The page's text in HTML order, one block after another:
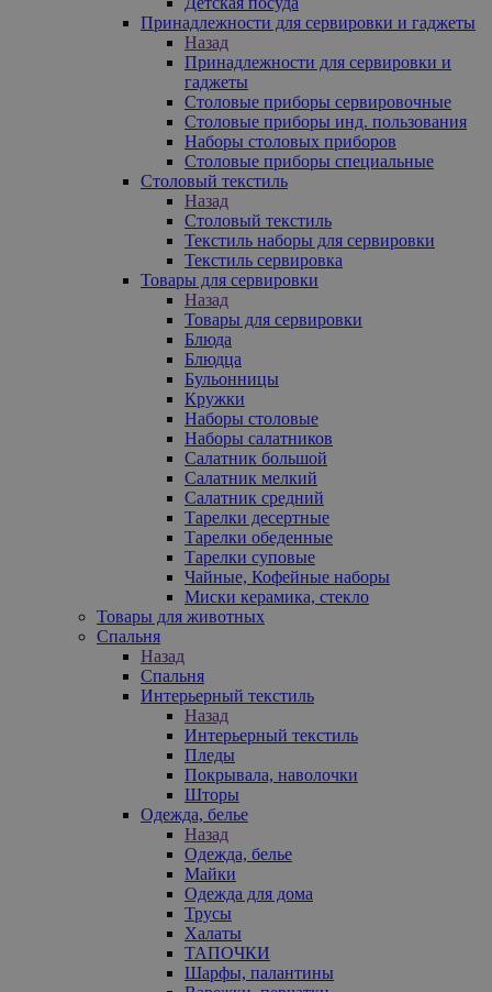
Принадлежности для сервировки и гаджеты
Назад
Принадлежности для сервировки и
гаджеты
Столовые приборы сервировочные
Столовые приборы инд. пользования
Наборы столовых приборов
Столовые приборы специальные
Столовый текстиль
Назад
Столовый текстиль
Текстиль наборы для сервировки
Текстиль сервировка
Товары для сервировки
Назад
Товары для сервировки
Блюда
Блюдца
Бульонницы
Кружки
Наборы столовые
Наборы салатников
Салатник большой
Салатник мелкий
Салатник средний
Тарелки десертные
Тарелки обеденные
Тарелки суповые
Чайные, Кофейные наборы
Миски керамика, стекло
Товары для животных
Спальня
Назад
Спальня
Интерьерный текстиль
Назад
Интерьерный текстиль
Пледы
Покрывала, наволочки
Шторы
Одежда, белье
Назад
Одежда, белье
Майки
Одежда для дома
Трусы
Халаты
ТАПОЧКИ
Шарфы, палантины